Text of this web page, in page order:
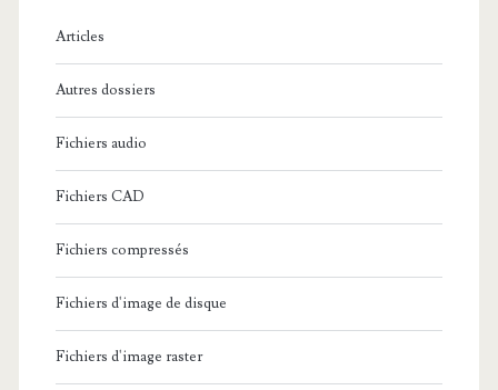
:
Articles
Autres dossiers
Fichiers audio
Fichiers CAD
Fichiers compressés
Fichiers d'image de disque
Fichiers d'image raster